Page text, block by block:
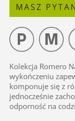
MASZ
Kolekcja Romero
wykończeniu
komponuje się z
jednocześnie
odporność na